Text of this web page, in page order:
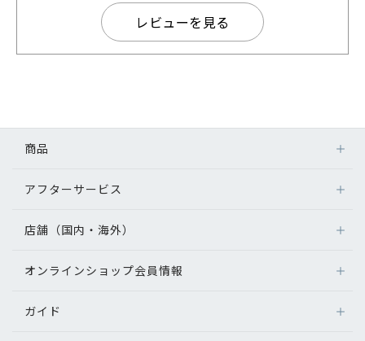
レビューを見る
商品
アフターサービス
店舗（国内・海外）
オンラインショップ会員情報
ガイド